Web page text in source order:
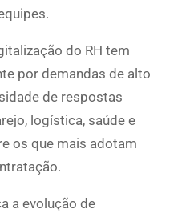
do RH tem
por demandas de alto
de respostas
logística, saúde e
os que mais adotam
a evolução de